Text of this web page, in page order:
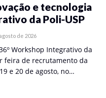
e tecnologia
da Poli-USP
de 2026
Workshop Integrativo da
feira de recrutamento da
e 20 de agosto, no…